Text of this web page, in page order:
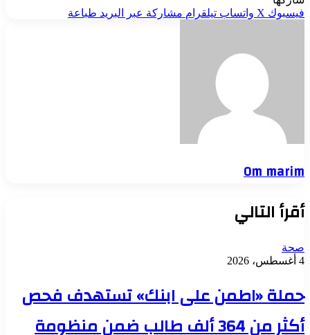
فيسبوك ‫X واتساب تيلقرام مشاركة عبر البريد طباعة
Om marim
أقرأ التالي
صحة
4 أغسطس، 2026
حملة «اطمن على ابنك» تستهدف فحص
أكثر من 364 ألف طالب ضمن منظومة